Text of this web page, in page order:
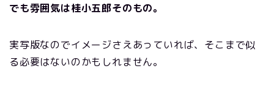
でも雰囲気は桂小五郎そのもの。
実写版なのでイメージさえあっていれば、そこまで似
る必要はないのかもしれません。